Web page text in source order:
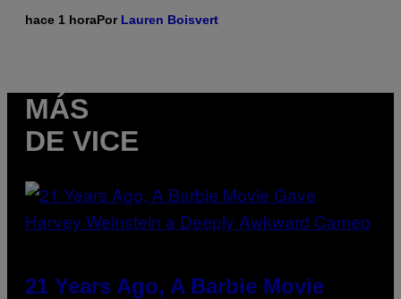
hace 1 horaPor Lauren Boisvert
MÁS
DE VICE
21 Years Ago, A Barbie Movie